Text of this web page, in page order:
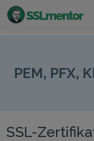
Internetprojekte.
PEM, PFX,
SSL-